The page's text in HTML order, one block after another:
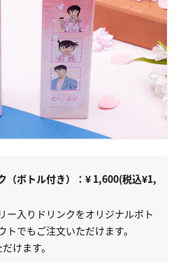
（ボトル付き）：¥ 1,600(税込¥1,
ー入りドリンクをオリジナルボト
でもご注文いただけます。
けます。